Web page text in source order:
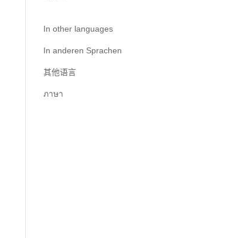
In other languages
In anderen Sprachen
其他语言
ภาษา